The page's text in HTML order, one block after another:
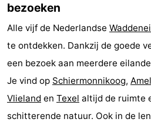
Wandelen
-
Paardrijden
-
Wadlopen
Dokter
Deen
Eten
en
Zeehonden
bezoeken
Alle vijf de Nederlandse
te ontdekken. Dankzij de goede
een bezoek aan meerdere
Je vind op Schiermonnikoog,
Vlieland en Texel altijd de ruimte
schitterende natuur. Ook in de